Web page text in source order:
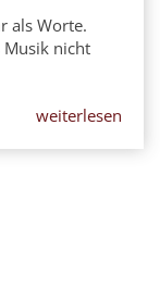
als Worte.
Musik nicht
weiterlesen